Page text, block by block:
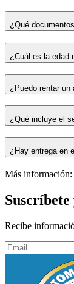
¿Qué
¿Cuál es la edad
¿Puedo rentar un
¿Qué incluye el
¿Hay entrega en
Más información:
Suscríbete
Recibe